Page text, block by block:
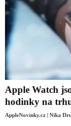
Apple Watch
hodinky na
AppleNovinky.cz | Nika